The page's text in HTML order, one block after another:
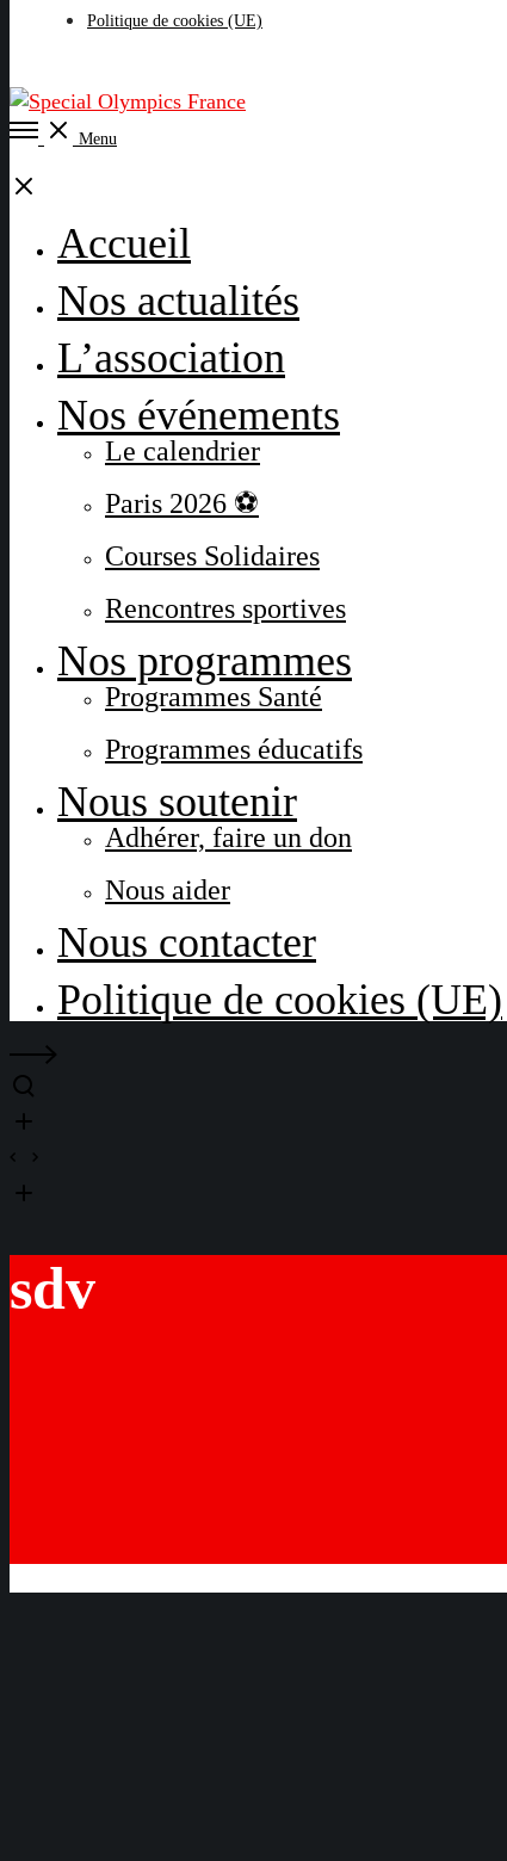
Politique de cookies (UE)
Open
Menu
Close
Accueil
Nos actualités
L’association
Nos événements
Le calendrier
Paris 2026 ⚽
Courses Solidaires
Rencontres sportives
Nos programmes
Programmes Santé
Programmes éducatifs
Nous soutenir
Adhérer, faire un don
Nous aider
Nous contacter
Politique de cookies (UE)
sdv